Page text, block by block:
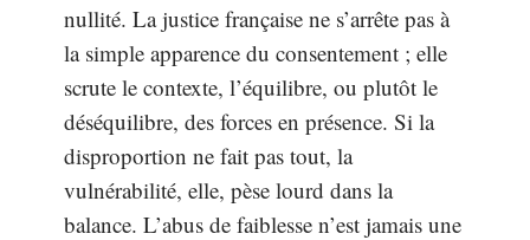
nullité. La justice française ne s’arrête pas à
la simple apparence du consentement ; elle
scrute le contexte, l’équilibre, ou plutôt le
déséquilibre, des forces en présence. Si la
disproportion ne fait pas tout, la
vulnérabilité, elle, pèse lourd dans la
balance. L’abus de faiblesse n’est jamais une